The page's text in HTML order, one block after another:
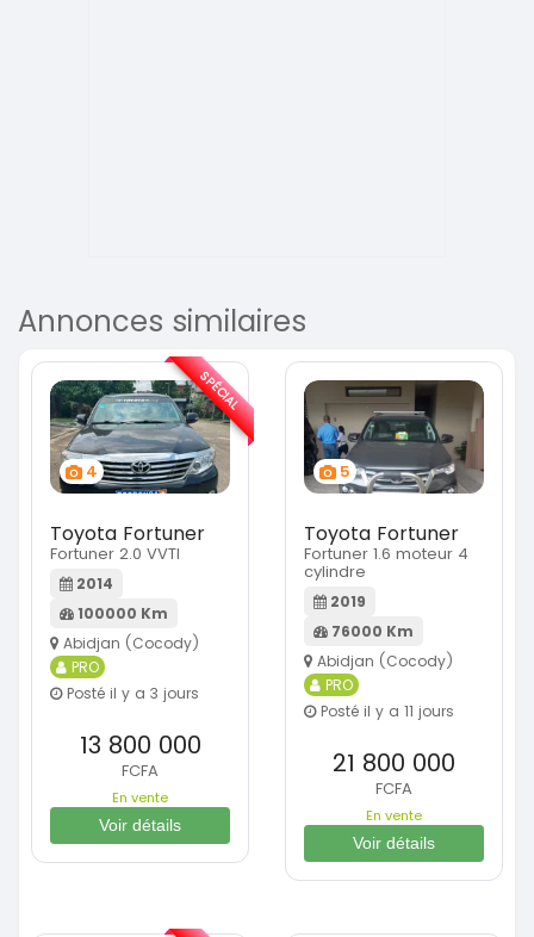
Annonces similaires
4
Toyota Fortuner
Fortuner 2.0 VVTI
2014
100000 Km
Abidjan (Cocody)
PRO
Posté il y a 3 jours
13 800 000
FCFA
En vente
Voir détails
SPÉCIAL
5
Toyota Fortuner
Fortuner 1.6 moteur 4
cylindre
2019
76000 Km
Abidjan (Cocody)
PRO
Posté il y a 11 jours
21 800 000
FCFA
En vente
Voir détails